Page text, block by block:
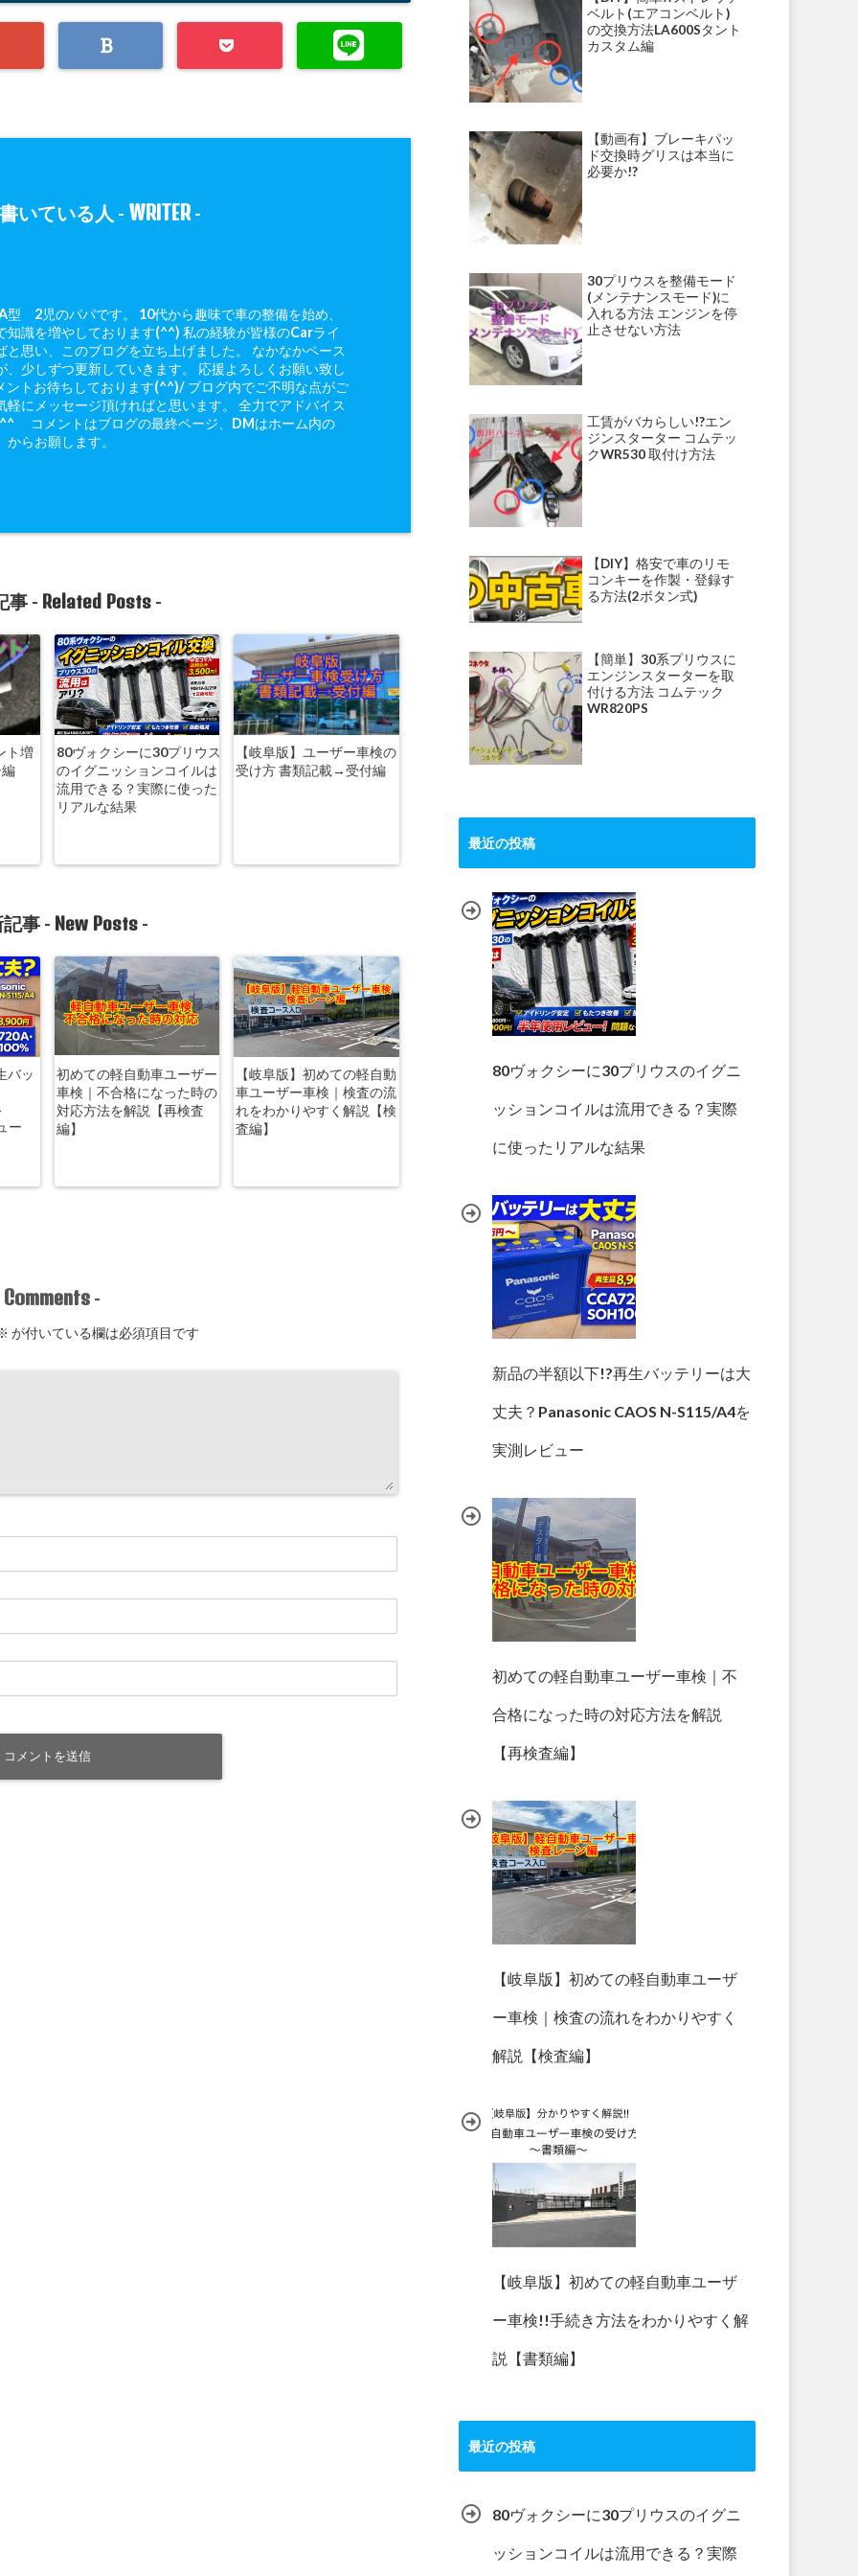
いている人 - WRITER-
2児のパパです。 10代から趣味で車の整備を始め、
知識を増やしております(^^) 私の経験が皆様のCarライ
と思い、このブログを立ち上げました。 なかなかペース
、少しずつ更新していきます。 応援よろしくお願い致し
ントお待ちしております(^^)/ ブログ内でご不明な点がご
軽にメッセージ頂ければと思います。 全力でアドバイス
ゞ コメントはブログの最終ページ、DMはホーム内の
らお願します。
事 - Related Posts-
ト増
編
80ヴォクシーに30プリウス
のイグニッションコイルは
流用できる？実際に使った
リアルな結果
【岐阜版】ユーザー車検の
受け方 書類記載→受付編
事 - New Posts -
バッ
ー
初めての軽自動車ユーザー
車検｜不合格になった時の
対応方法を解説【再検査
編】
【岐阜版】初めての軽自動
車ユーザー車検｜検査の流
れをわかりやすく解説【検
査編】
Comments -
が付いている欄は必須項目です
ベルト(エアコンベルト)
の交換方法LA600Sタント
カスタム編
【動画有】ブレーキパッ
ド交換時グリスは本当に
必要か!?
30プリウスを整備モード
(メンテナンスモード)に
入れる方法 エンジンを停
止させない方法
工賃がバカらしい!?エン
ジンスターター コムテッ
クWR530 取付け方法
【DIY】格安で車のリモ
コンキーを作製・登録す
る方法(2ボタン式)
【簡単】30系プリウスに
エンジンスターターを取
付ける方法 コムテック
WR820PS
最近の投稿
80ヴォクシーに30プリウスのイグニ
ッションコイルは流用できる？実際
に使ったリアルな結果
新品の半額以下!?再生バッテリーは大
丈夫？Panasonic CAOS N-S115/A4を
実測レビュー
初めての軽自動車ユーザー車検｜不
合格になった時の対応方法を解説
【再検査編】
【岐阜版】初めての軽自動車ユーザ
ー車検｜検査の流れをわかりやすく
解説【検査編】
【岐阜版】初めての軽自動車ユーザ
ー車検!!手続き方法をわかりやすく解
説【書類編】
最近の投稿
80ヴォクシーに30プリウスのイグニ
ッションコイルは流用できる？実際